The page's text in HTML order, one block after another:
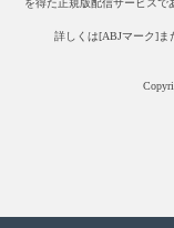
詳しくは[ABJマーク]ま